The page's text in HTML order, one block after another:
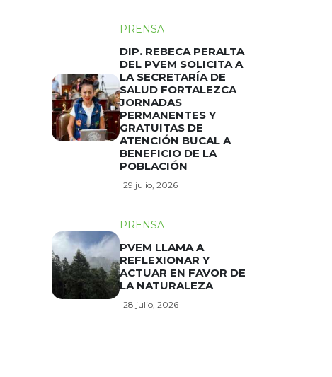
PRENSA
DIP. REBECA PERALTA
DEL PVEM SOLICITA A
LA SECRETARÍA DE
SALUD FORTALEZCA
JORNADAS
PERMANENTES Y
GRATUITAS DE
ATENCIÓN BUCAL A
BENEFICIO DE LA
POBLACIÓN
29 julio, 2026
PRENSA
PVEM LLAMA A
REFLEXIONAR Y
ACTUAR EN FAVOR DE
LA NATURALEZA
28 julio, 2026